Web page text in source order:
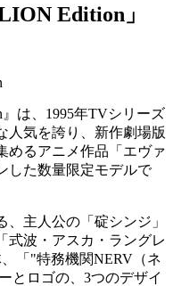
Edition」
は、1995年TVシリーズ
人気を誇り、新作劇場版
めるアニメ作品「エヴァ
した数量限定モデルで
主人公の「碇シンジ」
式波・アスカ・ラングレ
「"特務機関NERV（ネ
とロゴの、3つのデザイ